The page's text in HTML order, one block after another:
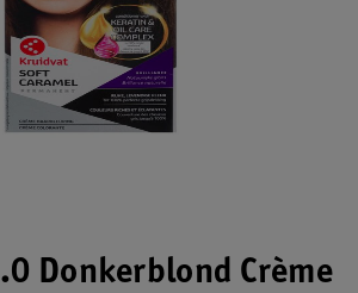
Donkerblond Crème